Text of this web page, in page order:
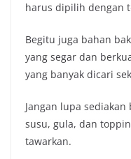
harus dipilih dengan
Begitu juga bahan
yang segar dan
yang banyak dicari
Jangan lupa
susu, gula, dan
tawarkan.